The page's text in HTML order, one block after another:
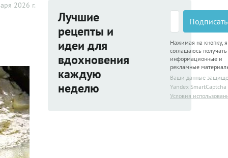
2026 г.
Лучшие
рецепты и
идеи для
вдохновения
каждую
неделю
Нажимая на кнопку, я
соглашаюсь получать
информационные и
рекламные
Ваши данные
Yandex SmartCaptcha
Условия